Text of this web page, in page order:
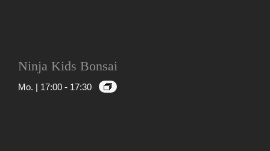
Ninja Kids Bonsai
Mo. | 17:00 - 17:30